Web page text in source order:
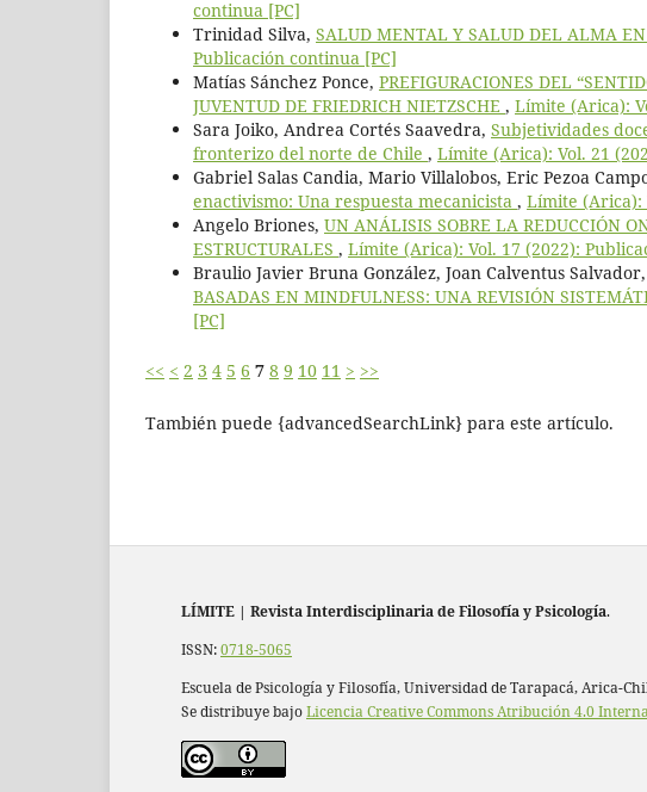
continua [PC]
Trinidad Silva, SALUD MENTAL Y SALUD DEL ALMA
Publicación continua [PC]
Matías Sánchez Ponce, PREFIGURACIONES DEL
JUVENTUD DE FRIEDRICH NIETZSCHE , Límite (Arica):
Sara Joiko, Andrea Cortés Saavedra, Subjetividades
fronterizo del norte de Chile , Límite (Arica): Vol. 21
Gabriel Salas Candia, Mario Villalobos, Eric Pezoa
enactivismo: Una respuesta mecanicista , Límite (Arica):
Angelo Briones, UN ANÁLISIS SOBRE LA REDUCCIÓN
ESTRUCTURALES , Límite (Arica): Vol. 17 (2022):
Braulio Javier Bruna González, Joan Calventus
BASADAS EN MINDFULNESS: UNA REVISIÓN
[PC]
<< < 2 3 4 5 6 7 8 9 10 11 > >>
También puede {advancedSearchLink} para este artículo.
LÍMITE | Revista Interdisciplinaria de Filosofía y Psicología.
ISSN:0718-5065
Escuela de Psicología y Filosofía, Universidad de Tarapacá, Arica-
Se distribuye bajoLicencia Creative Commons Atribución 4.0